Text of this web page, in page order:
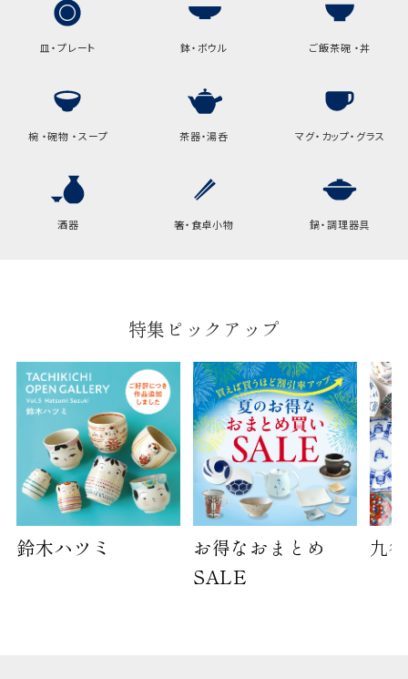
高さ
32.5cm
幅
9cm
高さ
40cm
袋のサイズは当店で最適なものをご用意いたしま
ご提供枚数の上限はご注文商品数となります。
天掛け包装、ギフト袋対応の商品にはおつけでき
ません。
※犬猫時計には、手提袋をお付けできません
のしについて
のしについてはこちらをご覧ください
皿・プレート 鉢・ボウル ご飯茶碗 ・丼
椀 ・碗物 ・スープ 茶器・湯呑 マグ・カップ・グラス
酒器 箸・食卓小物 鍋・調理器具
特集ピックアップ
鈴木ハツミ
お得なおまとめ
SALE
九